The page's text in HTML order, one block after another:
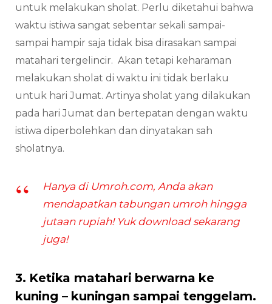
untuk melakukan sholat. Perlu diketahui bahwa
waktu istiwa sangat sebentar sekali sampai-
sampai hampir saja tidak bisa dirasakan sampai
matahari tergelincir. Akan tetapi keharaman
melakukan sholat di waktu ini tidak berlaku
untuk hari Jumat. Artinya sholat yang dilakukan
pada hari Jumat dan bertepatan dengan waktu
istiwa diperbolehkan dan dinyatakan sah
sholatnya.
Hanya di Umroh.com, Anda akan
mendapatkan tabungan umroh hingga
jutaan rupiah! Yuk download sekarang
juga!
3. Ketika matahari berwarna ke
kuning – kuningan sampai tenggelam.